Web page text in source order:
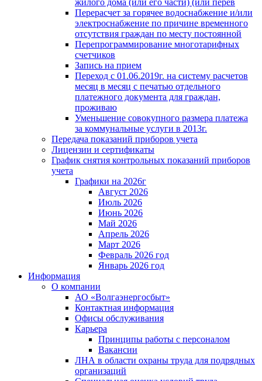
жилого дома (или его части) (или перев
Перерасчет за горячее водоснабжение и/или
электроснабжение по причине временного
отсутствия граждан по месту постоянной
Перепрограммирование многотарифных
счетчиков
Запись на прием
Переход с 01.06.2019г. на систему расчетов
месяц в месяц с печатью отдельного
платежного документа для граждан,
проживаю
Уменьшение совокупного размера платежа
за коммунальные услуги в 2013г.
Передача показаний приборов учета
Лицензии и сертификаты
График снятия контрольных показаний приборов
учета
Графики на 2026г
Август 2026
Июль 2026
Июнь 2026
Май 2026
Апрель 2026
Март 2026
Февраль 2026 год
Январь 2026 год
Информация
О компании
АО «Волгаэнергосбыт»
Контактная информация
Офисы обслуживания
Карьера
Принципы работы с персоналом
Вакансии
ЛНА в области охраны труда для подрядных
организаций